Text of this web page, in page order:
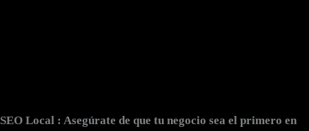
SEO Local : Asegúrate de que tu negocio sea el primero en